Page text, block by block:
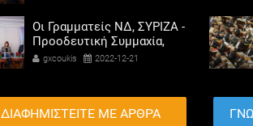
Οι Γραμματείς ΝΔ, ΣΥΡΙΖΑ -
Προοδευτική Συμμαχία,
ΠΑΣΟΚ - Κίνημα Αλλαγής
πολιτική
gxcoukis 2022-12-21
ΔΙΑΦΗΜΙΣΤΕΙΤΕ ΜΕ ΑΡΘΡΑ